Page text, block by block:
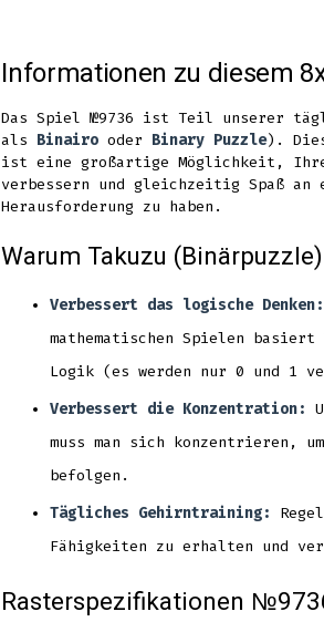
Informationen zu diesem
Das Spiel №9736 ist Teil unserer
als Binairo oder Binary Puzzle).
ist eine großartige Möglichkeit, Ihre
verbessern und gleichzeitig Spaß an
Herausforderung zu haben.
Warum Takuzu
Verbessert das logische Denken:
mathematischen Spielen
Logik (es werden nur 0 und 1
Verbessert die Konzentration:
muss man sich konzentrieren,
befolgen.
Tägliches Gehirntraining:
Fähigkeiten zu erhalten und
Rasterspezifikationen